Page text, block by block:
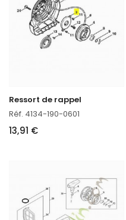
Ressort de rappel
Réf. 4134-190-0601
13,91 €